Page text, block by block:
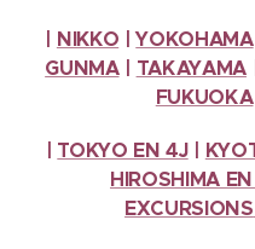
NIKKO |YOKOHAMA
GUNMA| TAKAYAMA|
FUKUOKA
TOKYO EN 4J
HIROSHIMA
EXCURSIONS